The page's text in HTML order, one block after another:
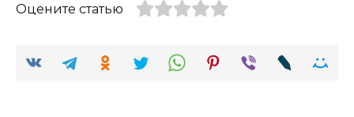
Оцените статью